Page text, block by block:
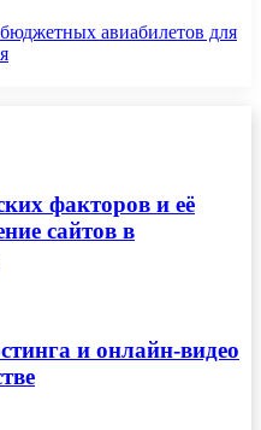
авиабилетов для
факторов и её
сайтов в
и онлайн-видео